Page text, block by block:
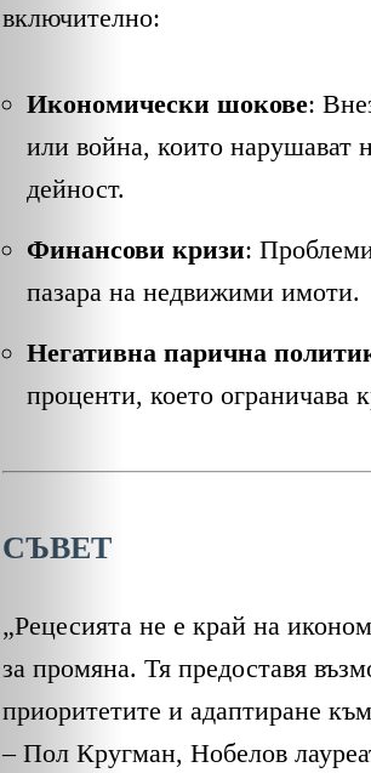
ПСИХОЛОГИЯ
ТРАНСПОРТ
Search
включително:
Икономически шокове:
или война, които нарушават
дейност.
Финансови кризи:
пазара на недвижими имоти.
Негативна парична
проценти, което ограничава
СЪВЕТ
„Рецесията не е край на
за промяна. Тя предоставя
приоритетите и адаптиране
– Пол Кругман, Нобелов